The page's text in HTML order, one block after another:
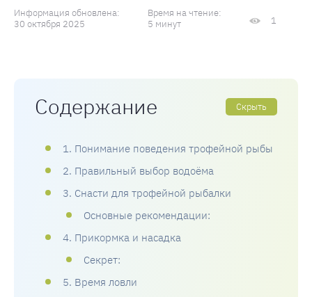
Информация обновлена:
30 октября 2025
Время на чтение:
5 минут
1
Содержание Скрыть
1. Понимание поведения трофейной рыбы
2. Правильный выбор водоёма
3. Снасти для трофейной рыбалки
Основные рекомендации:
4. Прикормка и насадка
Секрет:
5. Время ловли